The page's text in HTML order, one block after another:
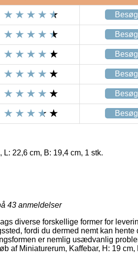
L: 22,6 cm, B: 19,4 cm, 1 stk.
43 anmeldelser
diverse forskellige former for
fordi du dermed nemt kan
er nemlig usædvanlig
af Miniaturerum, Kaffebar, H: 19 cm,